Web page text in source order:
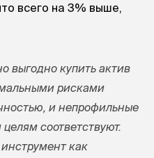
всего на 3% выше,
выгодно купить актив
рисками
и непрофильные
соответствуют.
как